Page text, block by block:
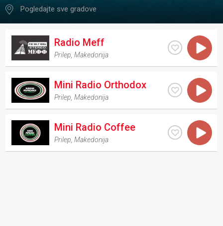
Pogledajte sve gradove
Radio Meff
Prilep ,Makedonija
Mini Radio Orthodox
Prilep ,Makedonija
Mini Radio Coffee
Prilep ,Makedonija